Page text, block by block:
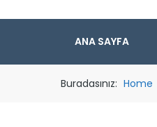
ANA SAYFA
Buradasınız: Home